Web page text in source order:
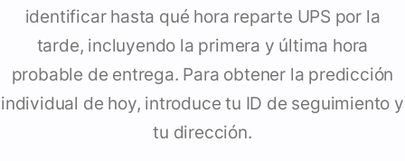
identificar hasta qué hora reparte UPS por la
tarde, incluyendo la primera y última hora
probable de entrega. Para obtener la predicción
individual de hoy, introduce tu ID de seguimiento y
tu dirección.